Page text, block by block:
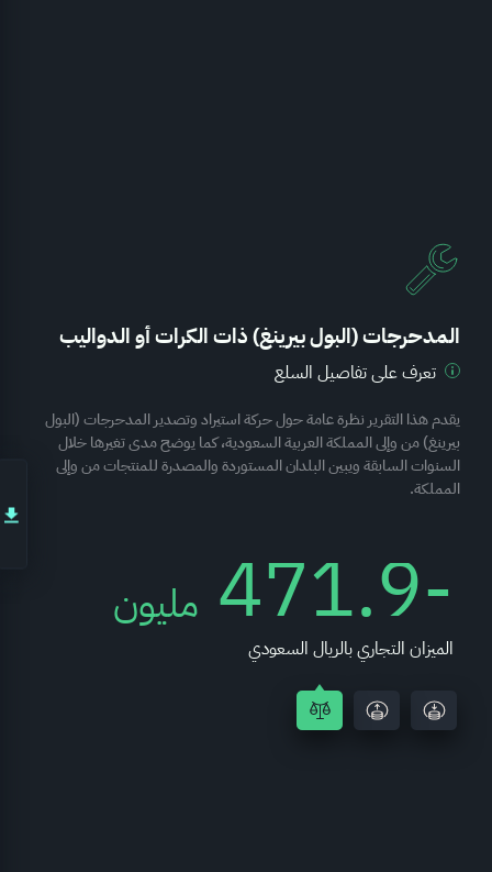
المدحرجات (البول بيرينغ) ذات الكرات أو الدواليب
تعرف على تفاصيل السلع
يقدم هذا التقرير نظرة عامة حول حركة استيراد وتصدير المدحرجات (البول
بيرينغ) من وإلى المملكة العربية السعودية، كما يوضح مدى تغيرها خلال
السنوات السابقة ويبين البلدان المستوردة والمصدرة للمنتجات من وإلى
المملكة.
-471.9 مليون
الميزان التجاري بالريال السعودي